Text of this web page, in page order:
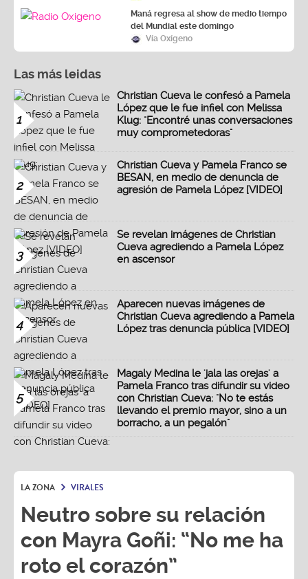
Maná regresa al show de medio tiempo
del Mundial este domingo
Vía Oxígeno
Las más leidas
1
Christian Cueva le confesó a Pamela
López que le fue infiel con Melissa
Klug: "Encontré unas conversaciones
muy comprometedoras"
2
Christian Cueva y Pamela Franco se
BESAN, en medio de denuncia de
agresión de Pamela López [VIDEO]
3
Se revelan imágenes de Christian
Cueva agrediendo a Pamela López
en ascensor
4
Aparecen nuevas imágenes de
Christian Cueva agrediendo a Pamela
López tras denuncia pública [VIDEO]
5
Magaly Medina le 'jala las orejas' a
Pamela Franco tras difundir su video
con Christian Cueva: "No te estás
llevando el premio mayor, sino a un
borracho, a un pegalón"
LA ZONA VIRALES
Neutro sobre su relación
con Mayra Goñi: “No me ha
roto el corazón”